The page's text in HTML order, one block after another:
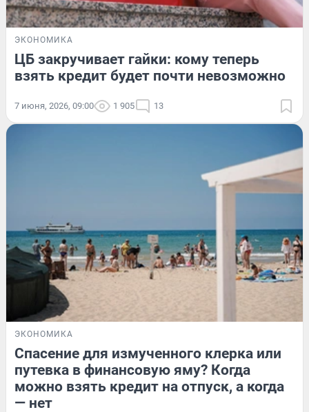
ЭКОНОМИКА
ЦБ закручивает гайки: кому теперь
взять кредит будет почти невозможно
7 июня, 2026, 09:00 1 905 13
ЭКОНОМИКА
Спасение для измученного клерка или
путевка в финансовую яму? Когда
можно взять кредит на отпуск, а когда
— нет